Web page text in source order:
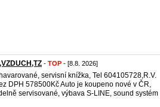
- TOP - [8.8. 2026]
servisní knížka,​ Tel 604105728,R.V.​
DPH 578500Kč Auto je koupeno nové v ČR,​
servisované,​ výbava S​-LINE,​ sound systém